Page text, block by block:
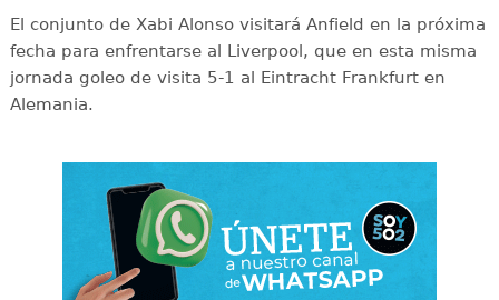
El conjunto de Xabi Alonso visitará Anfield en la próxima
fecha para enfrentarse al Liverpool, que en esta misma
jornada goleo de visita 5-1 al Eintracht Frankfurt en
Alemania.